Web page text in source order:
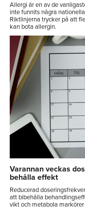
Allergi är en av de
inte funnits några
Riktlinjerna trycker på att
kan bota allergin.
Varannan veckas
behålla effekt
Reducerad
att bibehålla
vikt och metabola